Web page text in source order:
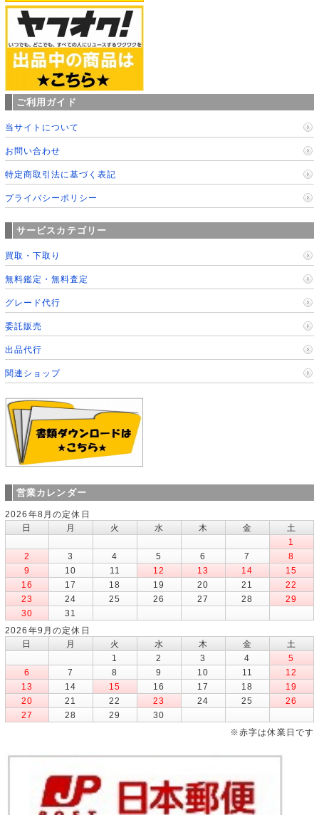
ご利用ガイド
当サイトについて
お問い合わせ
特定商取引法に基づく表記
プライバシーポリシー
サービスカテゴリー
買取・下取り
無料鑑定・無料査定
グレード代行
委託販売
出品代行
関連ショップ
営業カレンダー
2026年8月の定休日
日
月 火 水 木 金
土
1
2
3 4 5 6 7
8
9
10 11 12 13 14
15
16
17 18 19 20 21
22
23
24 25 26 27 28
29
30
31
2026年9月の定休日
日
月 火 水 木 金
土
1
2 3 4
5
6
7 8 9 10 11
12
13
14 15 16 17 18
19
20
21 22 23 24 25
26
27
28 29
30
※赤字は休業日です